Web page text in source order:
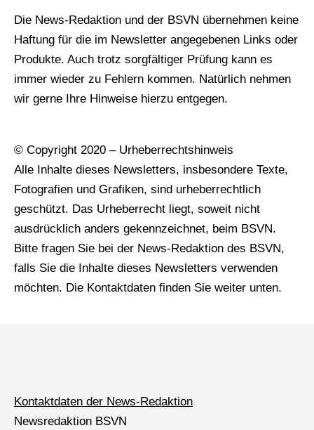
Die News-Redaktion und der BSVN übernehmen keine
Haftung für die im Newsletter angegebenen Links oder
Produkte. Auch trotz sorgfältiger Prüfung kann es
immer wieder zu Fehlern kommen. Natürlich nehmen
wir gerne Ihre Hinweise hierzu entgegen.
© Copyright 2020 – Urheberrechtshinweis
Alle Inhalte dieses Newsletters, insbesondere Texte,
Fotografien und Grafiken, sind urheberrechtlich
geschützt. Das Urheberrecht liegt, soweit nicht
ausdrücklich anders gekennzeichnet, beim BSVN.
Bitte fragen Sie bei der News-Redaktion des BSVN,
falls Sie die Inhalte dieses Newsletters verwenden
möchten. Die Kontaktdaten finden Sie weiter unten.
Kontaktdaten der News-Redaktion
Newsredaktion BSVN